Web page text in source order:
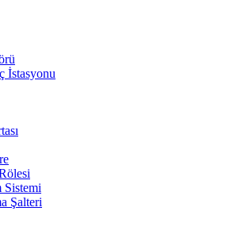
İstasyonu
Sistemi
Şalteri